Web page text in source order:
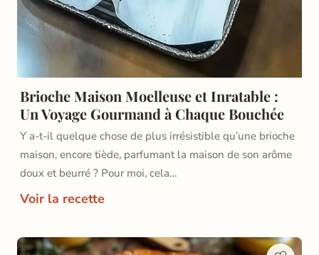
Brioche Maison Moelleuse et Inratable :
Un Voyage Gourmand à Chaque Bouchée
Y a-t-il quelque chose de plus irrésistible qu’une brioche
maison, encore tiède, parfumant la maison de son arôme
doux et beurré ? Pour moi, cela…
Voir la recette